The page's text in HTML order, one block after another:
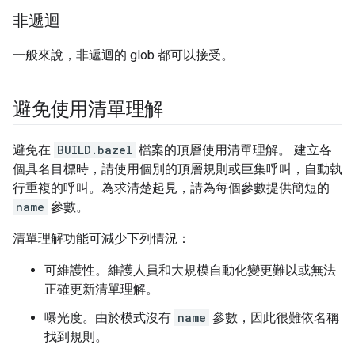
非遞迴
一般來說，非遞迴的 glob 都可以接受。
避免使用清單理解
避免在 BUILD.bazel 檔案的頂層使用清單理解。 建立各
個具名目標時，請使用個別的頂層規則或巨集呼叫，自動執
行重複的呼叫。為求清楚起見，請為每個參數提供簡短的
name 參數。
清單理解功能可減少下列情況：
可維護性。維護人員和大規模自動化變更難以或無法
正確更新清單理解。
曝光度。由於模式沒有 name 參數，因此很難依名稱
找到規則。